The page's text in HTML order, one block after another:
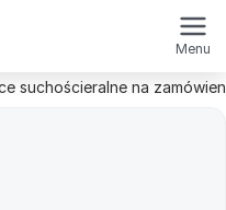
Menu
suchościeralne na